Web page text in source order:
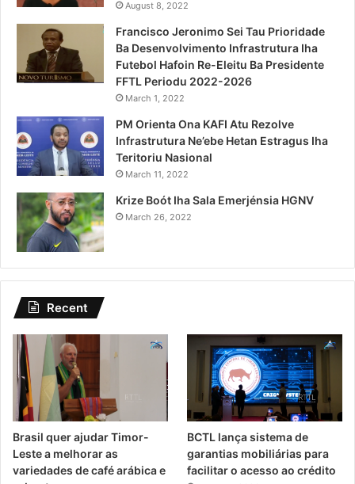
August 8, 2022
Francisco Jeronimo Sei Tau Prioridade
Ba Desenvolvimento Infrastrutura Iha
Futebol Hafoin Re-Eleitu Ba Presidente
FFTL Periodu 2022-2026
March 1, 2022
PM Orienta Ona KAFI Atu Rezolve
Infrastrutura Ne’ebe Hetan Estragus Iha
Teritoriu Nasional
March 11, 2022
Krize Boót Iha Sala Emerjénsia HGNV
March 26, 2022
Recent
Brasil quer ajudar Timor-
Leste a melhorar as
variedades de café arábica e
BCTL lança sistema de
garantias mobiliárias para
facilitar o acesso ao crédito